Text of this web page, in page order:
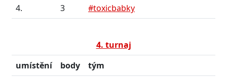
4.
3 #toxicbabky
4. turnaj
umístění
body
tým